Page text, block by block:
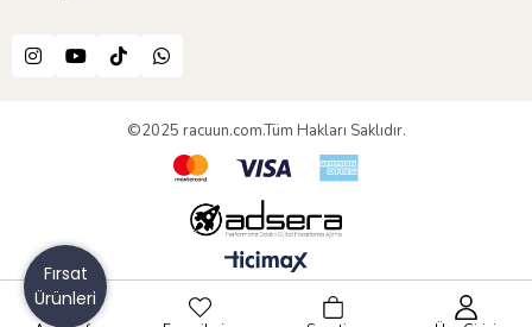
©2025 racuun.com.Tüm Hakları Saklıdır.
Fırsat
Ürünleri